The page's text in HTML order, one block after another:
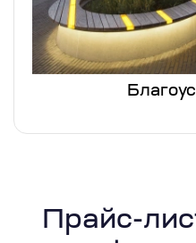
Прайс-